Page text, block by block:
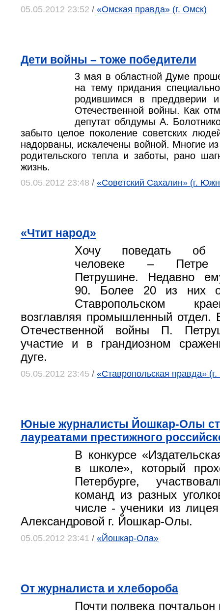
05.05.2012 23:52 / «Омская правда» (г. Омск)
Дети войны – тоже победители
3 мая в областной Думе
на тему придания
родившимся в преддверии
Отечественной войны. Как
депутат облдумы А.
забыто целое поколение советских
надорваны, искалечены войной. Многие
родительского тепла и заботы, рано
жизнь.
05.05.2012 23:48 / «Советский Сахалин» (г.
«Чтит народ»
Хочу поведать об
человеке – Петре
Петрушине. Недавно
90. Более 20 из них
Ставропольском
возглавляя промышленный отдел.
Отечественной войны П.
участие и в грандиозном
дуге.
05.05.2012 23:45 / «Ставропольская правда»
Юные журналисты Йошкар-Олы
лауреатами престижного
В конкурсе
в школе», который
Петербурге,
команд из разных
числе - ученики из
Александровой г. Йошкар-Олы.
05.05.2012 23:41 / «Йошкар-Ола»
От журналиста и хлебороба
Почти полвека